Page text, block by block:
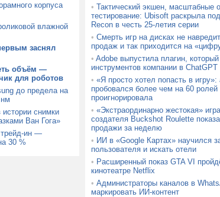
корпуса
влажной
заснял
объём —
для роботов
до предела на
снимки
Ван Гога»
ин —
30 %
• Тактический экшен, масштабные
тестирование: Ubisoft раскрыла
Recon в честь 25-летия серии
• Смерть игр на дисках не
продаж и так приходится на
• Adobe выпустила плагин,
инструментов компании в ChatGPT
• «Я просто хотел попасть в игру»:
пробовался более чем на 60
проигнорировала
• «Экстраординарно жестокая»
создателя Buckshot Roulette
продажи за неделю
• ИИ в «Google Картах» научился
пользователя и искать отели
• Расширенный показ GTA VI
кинотеатре Netflix
• Администраторы каналов в
маркировать ИИ-контент